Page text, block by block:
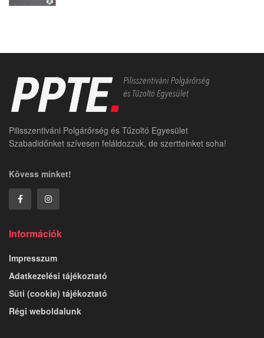
Pilisszentiváni Polgárőrség és Tűzoltó Egyesület
Szabadidőnket szívesen feláldozzuk, de szertteinket soha!
Kövess minket!
Információk
Impresszum
Adatkezelési tájékoztató
Süti (cookie) tájékoztató
Régi weboldalunk